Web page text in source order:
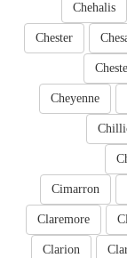
Chehalis
Chester
Cheyenne
Cimarron
Claremore
Clarion